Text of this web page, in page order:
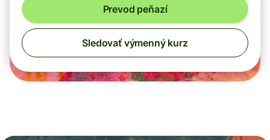
Prevod peňazí
Sledovať výmenný kurz